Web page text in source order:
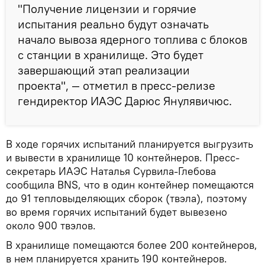
"Получение лицензии и горячие
испытания реально будут означать
начало вывоза ядерного топлива с блоков
с станции в хранилище. Это будет
завершающий этап реализации
проекта", — отметил в пресс-релизе
гендиректор ИАЭС Дарюс Янулявичюс.
В ходе горячих испытаний планируется выгрузить
и вывести в хранилище 10 контейнеров. Пресс-
секретарь ИАЭС Наталья Сурвила-Глебова
сообщила BNS, что в один контейнер помещаются
до 91 тепловыделяющих сборок (твэла), поэтому
во время горячих испытаний будет вывезено
около 900 твэлов.
В хранилище помещаются более 200 контейнеров,
в нем планируется хранить 190 контейнеров.